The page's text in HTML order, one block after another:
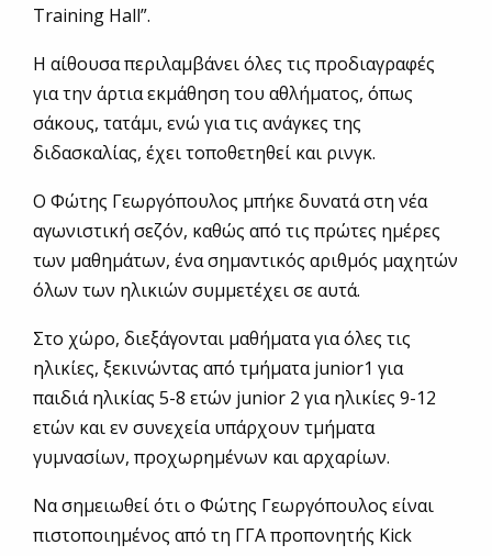
Training Hall”.
H αίθουσα περιλαμβάνει όλες τις προδιαγραφές
για την άρτια εκμάθηση του αθλήματος, όπως
σάκους, τατάμι, ενώ για τις ανάγκες της
διδασκαλίας, έχει τοποθετηθεί και ρινγκ.
Ο Φώτης Γεωργόπουλος μπήκε δυνατά στη νέα
αγωνιστική σεζόν, καθώς από τις πρώτες ημέρες
των μαθημάτων, ένα σημαντικός αριθμός μαχητών
όλων των ηλικιών συμμετέχει σε αυτά.
Στο χώρο, διεξάγονται μαθήματα για όλες τις
ηλικίες, ξεκινώντας από τμήματα junior1 για
παιδιά ηλικίας 5-8 ετών junior 2 για ηλικίες 9-12
ετών και εν συνεχεία υπάρχουν τμήματα
γυμνασίων, προχωρημένων και αρχαρίων.
Να σημειωθεί ότι ο Φώτης Γεωργόπουλος είναι
πιστοποιημένος από τη ΓΓΑ προπονητής Κick